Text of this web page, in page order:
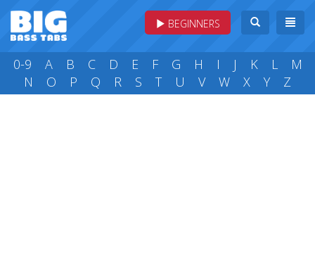
BEGINNERS
0-9 A B C D E F G H I J K L
M
N
O P Q R S T U V W X Y Z